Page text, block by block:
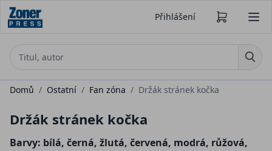
Přihlášení
Domů / Ostatní / Fan zóna / Držák stránek kočka
Držák stránek kočka
Barvy: bílá, černá, žlutá, červená, modrá, růžová,